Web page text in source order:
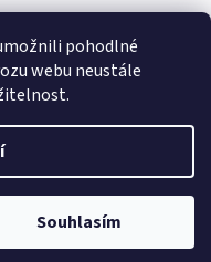
pohodlné
webu neustále
Souhlasím
. Všechna práva
cookies